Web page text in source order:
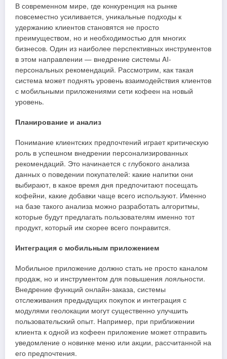
В современном мире, где конкуренция на рынке
повсеместно усиливается, уникальные подходы к
удержанию клиентов становятся не просто
преимуществом, но и необходимостью для многих
бизнесов. Один из наиболее перспективных инструментов
в этом направлении — внедрение системы AI-
персональных рекомендаций. Рассмотрим, как такая
система может поднять уровень взаимодействия клиентов
с мобильными приложениями сети кофеен на новый
уровень.
Планирование и анализ
Понимание клиентских предпочтений играет критическую
роль в успешном внедрении персонализированных
рекомендаций. Это начинается с глубокого анализа
данных о поведении покупателей: какие напитки они
выбирают, в какое время дня предпочитают посещать
кофейни, какие добавки чаще всего используют. Именно
на базе такого анализа можно разработать алгоритмы,
которые будут предлагать пользователям именно тот
продукт, который им скорее всего понравится.
Интеграция с мобильным приложением
Мобильное приложение должно стать не просто каналом
продаж, но и инструментом для повышения лояльности.
Внедрение функций онлайн-заказа, системы
отслеживания предыдущих покупок и интеграция с
модулями геолокации могут существенно улучшить
пользовательский опыт. Например, при приближении
клиента к одной из кофеен приложение может отправить
уведомление о новинке меню или акции, рассчитанной на
его предпочтения.